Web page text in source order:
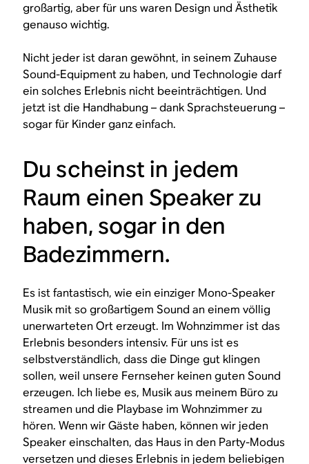
großartig, aber für uns waren Design und Ästhetik
genauso wichtig.
Nicht jeder ist daran gewöhnt, in seinem Zuhause
Sound-Equipment zu haben, und Technologie darf
ein solches Erlebnis nicht beeinträchtigen. Und
jetzt ist die Handhabung – dank Sprachsteuerung –
sogar für Kinder ganz einfach.
Du scheinst in jedem
Raum einen Speaker zu
haben, sogar in den
Badezimmern.
Es ist fantastisch, wie ein einziger Mono-Speaker
Musik mit so großartigem Sound an einem völlig
unerwarteten Ort erzeugt. Im Wohnzimmer ist das
Erlebnis besonders intensiv. Für uns ist es
selbstverständlich, dass die Dinge gut klingen
sollen, weil unsere Fernseher keinen guten Sound
erzeugen. Ich liebe es, Musik aus meinem Büro zu
streamen und die Playbase im Wohnzimmer zu
hören. Wenn wir Gäste haben, können wir jeden
Speaker einschalten, das Haus in den Party-Modus
versetzen und dieses Erlebnis in jedem beliebigen